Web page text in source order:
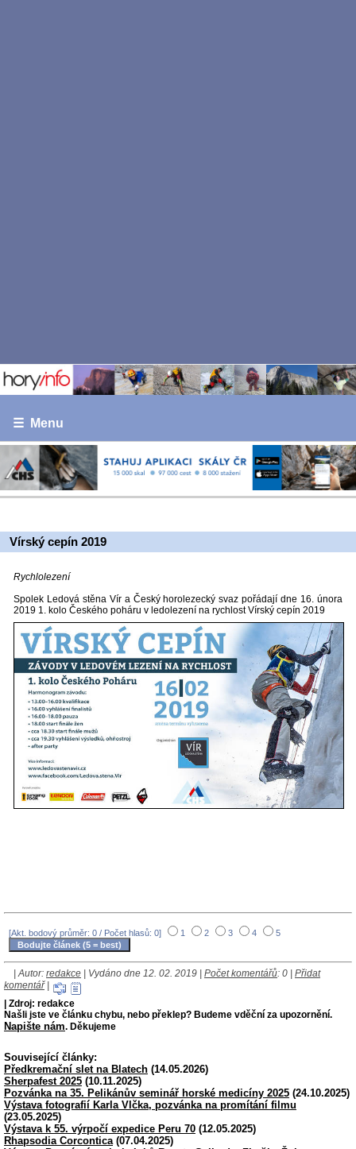
☰ Menu
Vírský cepín 2019
Rychlolezení
Spolek Ledová stěna Vír a Český horolezecký svaz pořádají dne 16. února
2019 1. kolo Českého poháru v ledolezení na rychlost Vírský cepín 2019
[Akt. bodový průměr: 0 / Počet hlasů: 0] 1 2 3 4 5
| Autor: redakce | Vydáno dne 12. 02. 2019 | Počet komentářů: 0 | Přidat
komentář|
| Zdroj: redakce
Našli jste ve článku chybu, nebo překlep? Budeme vděční za upozornění.
Napište nám. Děkujeme
Související články:
Předkremační slet na Blatech (14.05.2026)
Sherpafest 2025 (10.11.2025)
Pozvánka na 35. Pelikánův seminář horské medicíny 2025 (24.10.2025)
Výstava fotografií Karla Vlčka, pozvánka na promítání filmu
(23.05.2025)
Výstava k 55. výrpočí expedice Peru 70 (12.05.2025)
Rhapsodia Corcontica (07.04.2025)